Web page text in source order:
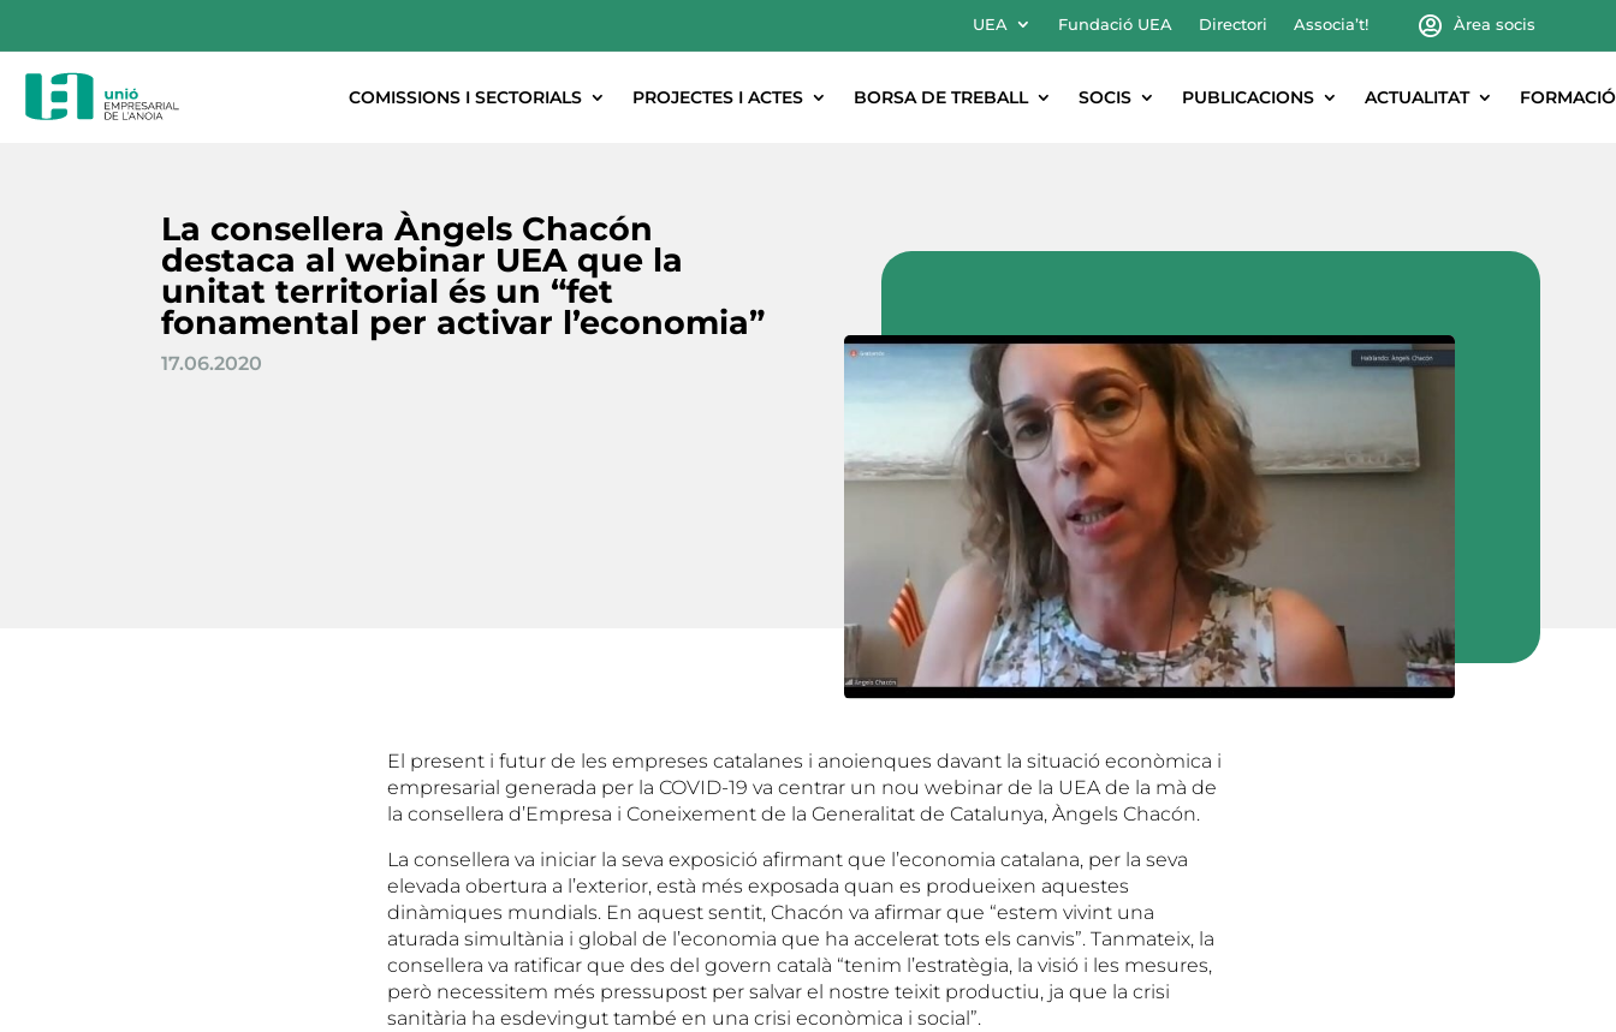
UEA Fundació UEA Directori Associa’t! Àrea socis
COMISSIONS I SECTORIALS PROJECTES I ACTES BORSA DE TREBALL SOCIS PUBLICACIONS ACTUALITAT FORMACIÓ
La consellera Àngels Chacón
destaca al webinar UEA que la
unitat territorial és un “fet
fonamental per activar l’economia”
17.06.2020
El present i futur de les empreses catalanes i anoienques davant la situació econòmica i
empresarial generada per la COVID-19 va centrar un nou webinar de la UEA de la mà de
la consellera d’Empresa i Coneixement de la Generalitat de Catalunya, Àngels Chacón.
La consellera va iniciar la seva exposició afirmant que l’economia catalana, per la seva
elevada obertura a l’exterior, està més exposada quan es produeixen aquestes
dinàmiques mundials. En aquest sentit, Chacón va afirmar que “estem vivint una
aturada simultània i global de l’economia que ha accelerat tots els canvis”. Tanmateix, la
consellera va ratificar que des del govern català “tenim l’estratègia, la visió i les mesures,
però necessitem més pressupost per salvar el nostre teixit productiu, ja que la crisi
sanitària ha esdevingut també en una crisi econòmica i social”.